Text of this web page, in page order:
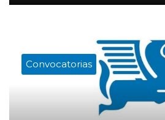
Convocatorias